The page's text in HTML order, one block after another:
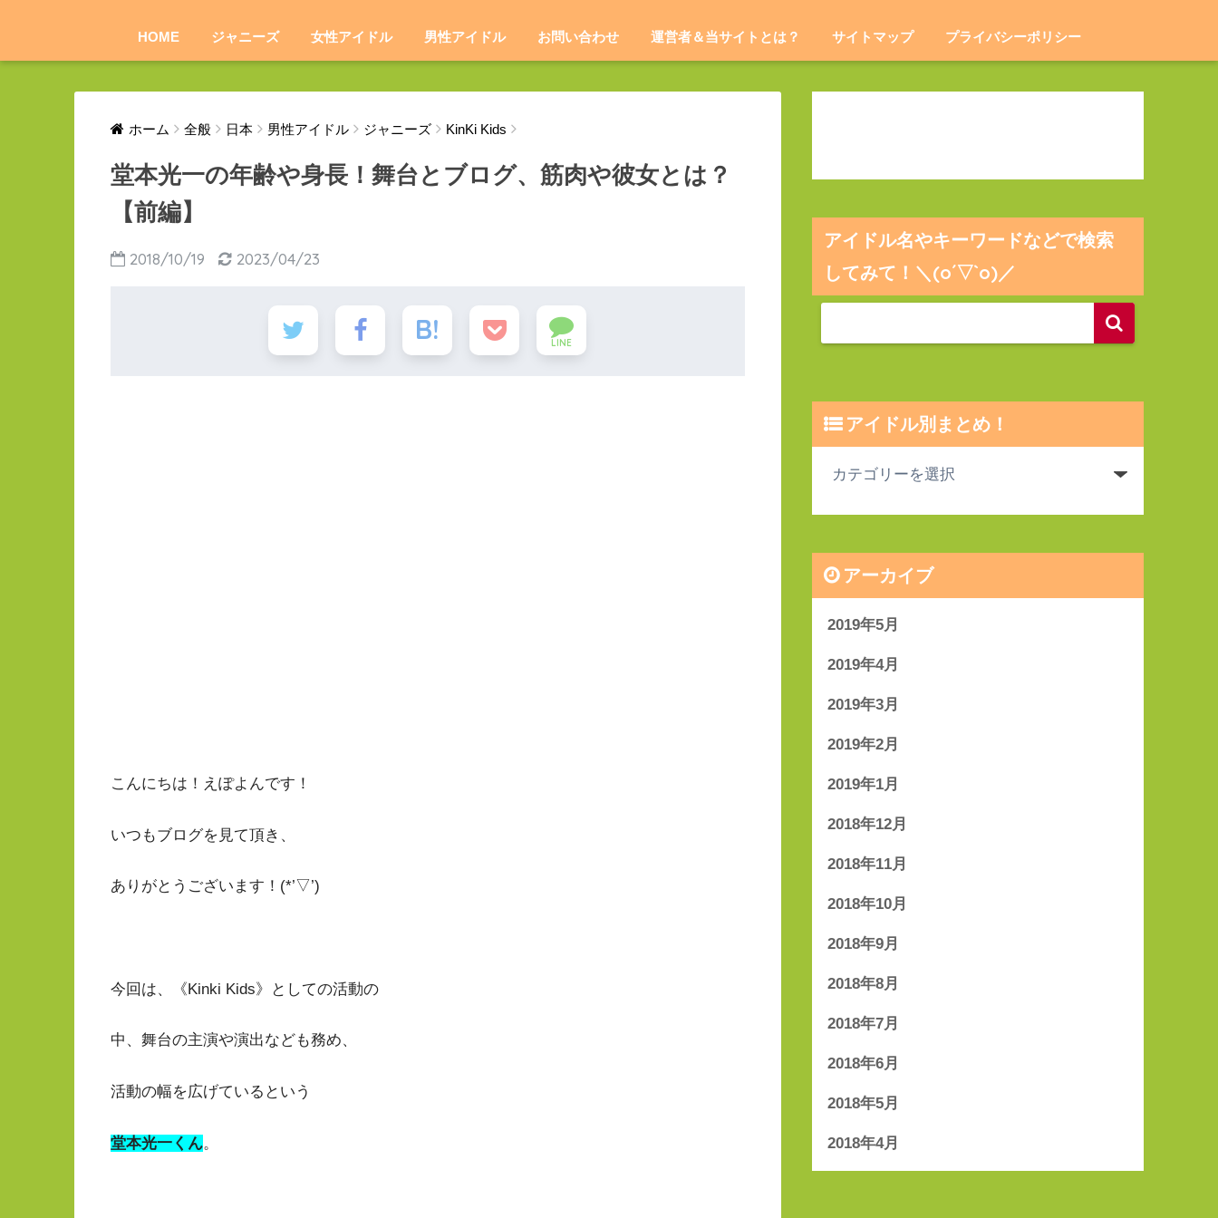
HOME ジャニーズ 女性アイドル 男性アイドル お問い合わせ 運営者＆当サイトとは？ サイトマップ プライバシーポリシー
ホーム 全般 日本 男性アイドル ジャニーズ KinKi Kids
堂本光一の年齢や身長！舞台とブログ、筋肉や彼女とは？
【前編】
2018/10/19 2023/04/23
LINE
こんにちは！えぽよんです！
いつもブログを見て頂き、
ありがとうございます！(*’▽’)
今回は、《Kinki Kids》としての活動の
中、舞台の主演や演出なども務め、
活動の幅を広げているという
堂本光一くん。
アイドル名やキーワードなどで検索
してみて！＼(o´▽`o)／
アイドル別まとめ！
アーカイブ
2019年5月
2019年4月
2019年3月
2019年2月
2019年1月
2018年12月
2018年11月
2018年10月
2018年9月
2018年8月
2018年7月
2018年6月
2018年5月
2018年4月